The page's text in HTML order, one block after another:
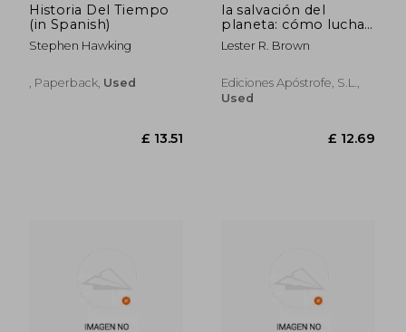
Historia Del Tiempo
(in Spanish)
Stephen Hawking
, Paperback, Used
la salvación del
planeta: cómo luchar
por un mundo nuevo
(in Spanish)
Lester R. Brown
Ediciones Apóstrofe, S.l.,
Used